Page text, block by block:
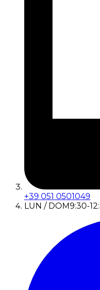
+39 051 0501049
LUN / DOM9:30-